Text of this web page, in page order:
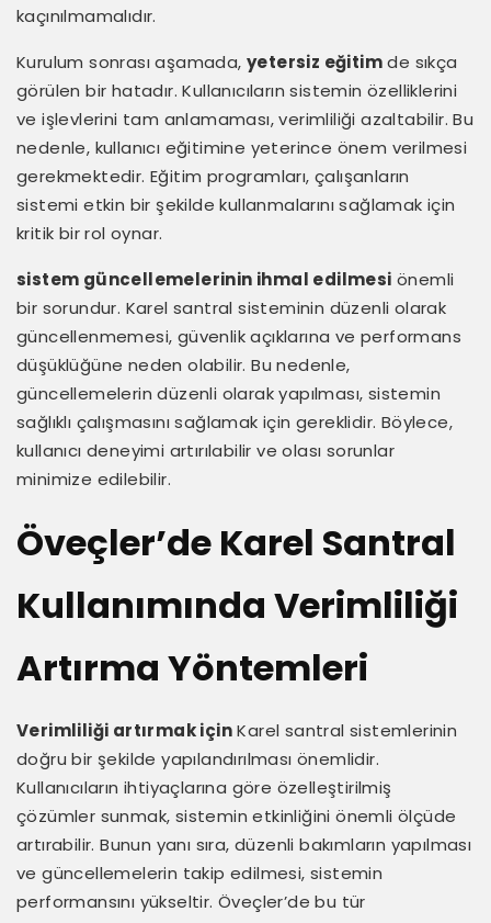
kaçınılmamalıdır.
Kurulum sonrası aşamada, yetersiz eğitimde sıkça
görülen bir hatadır. Kullanıcıların sistemin özelliklerini
ve işlevlerini tam anlamaması, verimliliği azaltabilir. Bu
nedenle, kullanıcı eğitimine yeterince önem verilmesi
gerekmektedir. Eğitim programları, çalışanların
sistemi etkin bir şekilde kullanmalarını sağlamak için
kritik bir rol oynar.
sistem güncellemelerinin ihmal edilmesi önemli
bir sorundur. Karel santral sisteminin düzenli olarak
güncellenmemesi, güvenlik açıklarına ve performans
düşüklüğüne neden olabilir. Bu nedenle,
güncellemelerin düzenli olarak yapılması, sistemin
sağlıklı çalışmasını sağlamak için gereklidir. Böylece,
kullanıcı deneyimi artırılabilir ve olası sorunlar
minimize edilebilir.
Öveçler’de Karel Santral
Kullanımında Verimliliği
Artırma Yöntemleri
Verimliliği artırmak içinKarel santral sistemlerinin
doğru bir şekilde yapılandırılması önemlidir.
Kullanıcıların ihtiyaçlarına göre özelleştirilmiş
çözümler sunmak, sistemin etkinliğini önemli ölçüde
artırabilir. Bunun yanı sıra, düzenli bakımların yapılması
ve güncellemelerin takip edilmesi, sistemin
performansını yükseltir. Öveçler’de bu tür